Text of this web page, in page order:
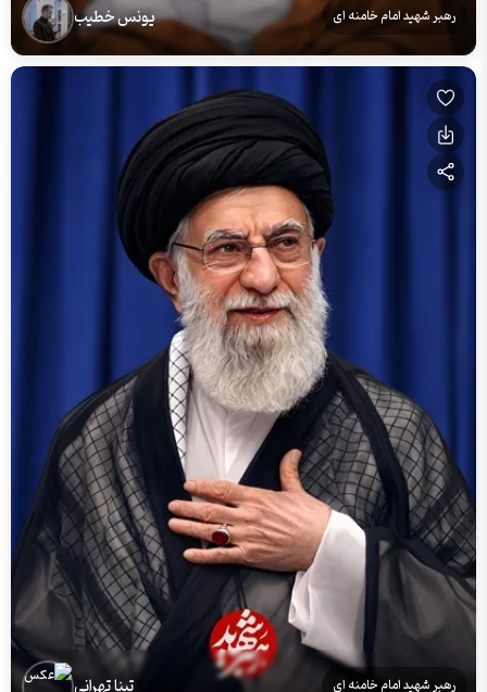
رهبر شهید امام خامنه ای یونس خطیب
رهبر شهید امام خامنه ای